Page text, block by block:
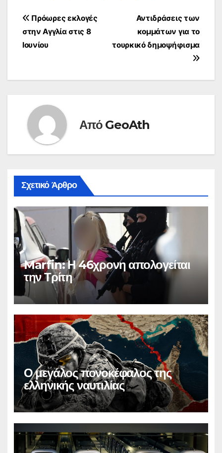
Πλοήγηση
άρθρων
Αντιδράσεις των
κομμάτων για το
τουρκικό δημοψήφισμα
Πρόωρες εκλογές
στην Αγγλία στις 8
Ιουνίου
Από GeoAth
Σχετικό Άρθρο
Marfin: Η 46χρονη απολογείται
την Τρίτη
Ο μεγάλος πονοκέφαλος της
ελληνικής ναυτιλίας